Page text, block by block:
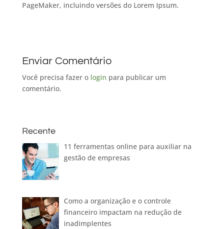
PageMaker, incluindo versões do Lorem Ipsum.
Enviar Comentário
Você precisa fazer o login para publicar um
comentário.
Recente
11 ferramentas online para auxiliar na
gestão de empresas
Como a organização e o controle
financeiro impactam na redução de
inadimplentes